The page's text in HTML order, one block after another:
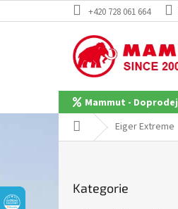
na
+420 728 061 664
Mammut - Doprodej
Domů Eiger Extreme
kategorie
Kategorie